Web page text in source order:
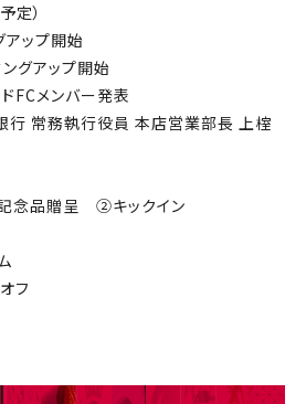
定）
ップ開始
グアップ開始
FCメンバー発表
常務執行役員 本店営業部長 上榁
念品贈呈 ②キックイン
フ